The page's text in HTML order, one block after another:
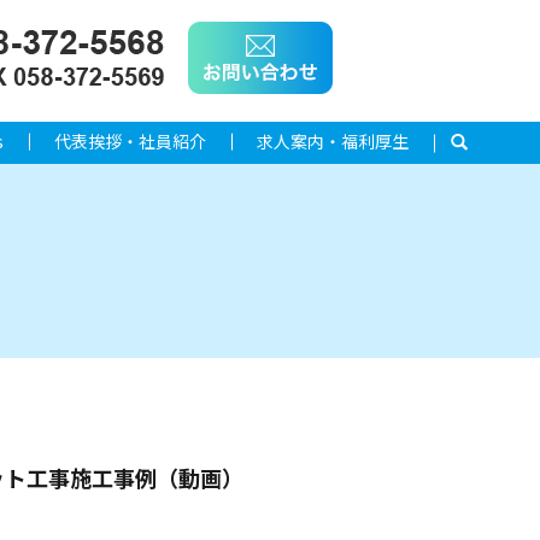
代表挨拶・社員紹介 求人案内・福利厚生 search
工事施工事例（動画）